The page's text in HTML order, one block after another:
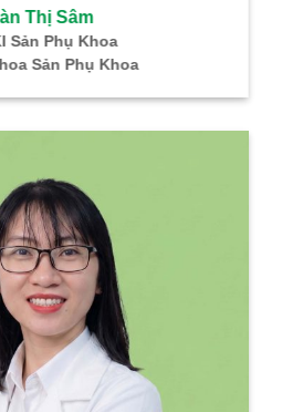
Thị Sâm
Sản Phụ Khoa
Sản Phụ Khoa